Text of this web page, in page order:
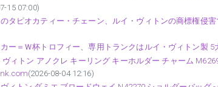
15 07:00)
タピオカティー・チェーン、ルイ・ヴィトンの商標権侵
ー＝Ｗ杯トロフィー、専用トランクはルイ・ヴィトン製 5
ヴィトン アノクレ キーリング キーホルダー チャーム
(2026-08-04 12:16)